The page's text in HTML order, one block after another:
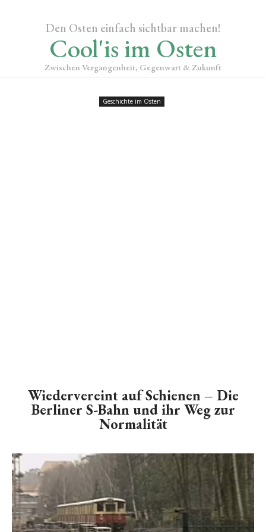
Den Osten einfach sichtbar machen!
Cool'is im Osten
Zwischen Vergangenheit, Gegenwart & Zukunft
Geschichte im Osten
Wiedervereint auf Schienen – Die
Berliner S-Bahn und ihr Weg zur
Normalität